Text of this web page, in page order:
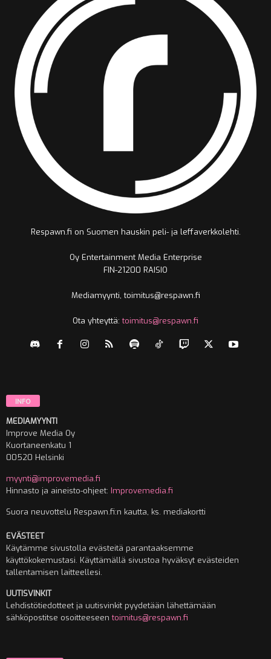
Respawn.fi on Suomen hauskin peli- ja leffaverkkolehti.
Oy Entertainment Media Enterprise
FIN-21200 RAISIO
Mediamyynti, toimitus@respawn.fi
Ota yhteyttä:toimitus@respawn.fi
INFO
MEDIAMYYNTI
Improve Media Oy
Kuortaneenkatu 1
00520 Helsinki
myynti@improvemedia.fi
Hinnasto ja aineisto-ohjeet: Improvemedia.fi
Suora neuvottelu Respawn.fi:n kautta, ks. mediakortti
EVÄSTEET
Käytämme sivustolla evästeitä parantaaksemme
käyttökokemustasi. Käyttämällä sivustoa hyväksyt evästeiden
tallentamisen laitteellesi.
UUTISVINKIT
Lehdistötiedotteet ja uutisvinkit pyydetään lähettämään
sähköpostitse osoitteeseentoimitus@respawn.fi